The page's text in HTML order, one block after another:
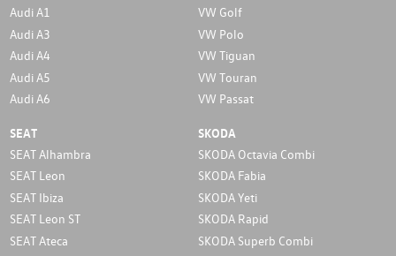
Audi A1
Audi A3
Audi A4
Audi A5
Audi A6
VW Golf
VW Polo
VW Tiguan
VW Touran
VW Passat
SEAT
SEAT Alhambra
SEAT Leon
SEAT Ibiza
SEAT Leon ST
SEAT Ateca
SKODA
SKODA Octavia Combi
SKODA Fabia
SKODA Yeti
SKODA Rapid
SKODA Superb Combi